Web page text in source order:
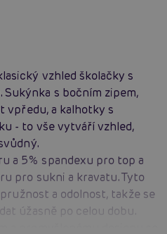
vzhled školačky s
s bočním zipem,
vpředu, a kalhotky s
- to vše vytváří vzhled,
a 5% spandexu pro top a
pro sukni a kravatu. Tyto
a odolnost, takže se
úžasně po celou dobu.